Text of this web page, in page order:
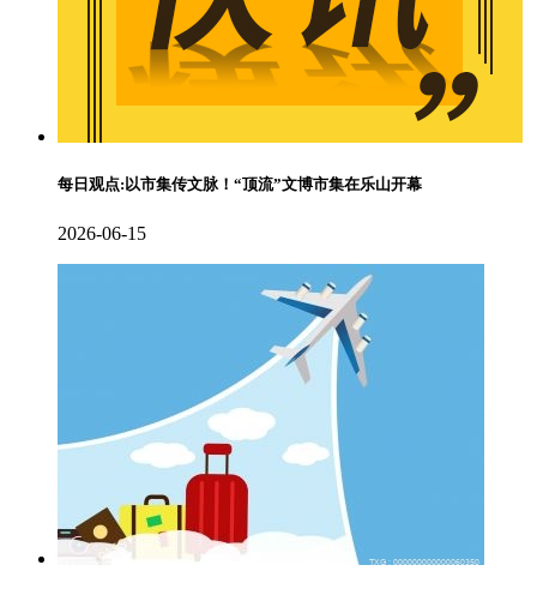
每日观点:以市集传文脉！“顶流”文博市集在乐山开幕
2026-06-15